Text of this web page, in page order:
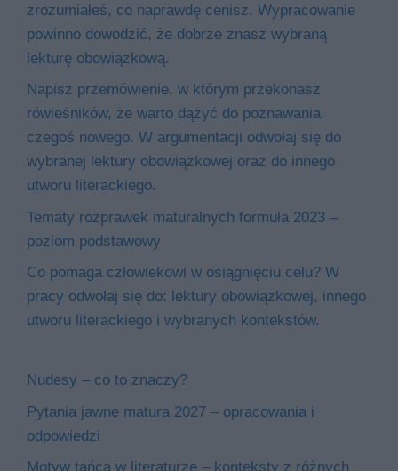
zrozumiałeś, co naprawdę cenisz. Wypracowanie
powinno dowodzić, że dobrze znasz wybraną
lekturę obowiązkową.
Napisz przemówienie, w którym przekonasz
rówieśników, że warto dążyć do poznawania
czegoś nowego. W argumentacji odwołaj się do
wybranej lektury obowiązkowej oraz do innego
utworu literackiego.
Tematy rozprawek maturalnych formuła 2023 –
poziom podstawowy
Co pomaga człowiekowi w osiągnięciu celu? W
pracy odwołaj się do: lektury obowiązkowej, innego
utworu literackiego i wybranych kontekstów.
Nudesy – co to znaczy?
Pytania jawne matura 2027 – opracowania i
odpowiedzi
Motyw tańca w literaturze – konteksty z różnych